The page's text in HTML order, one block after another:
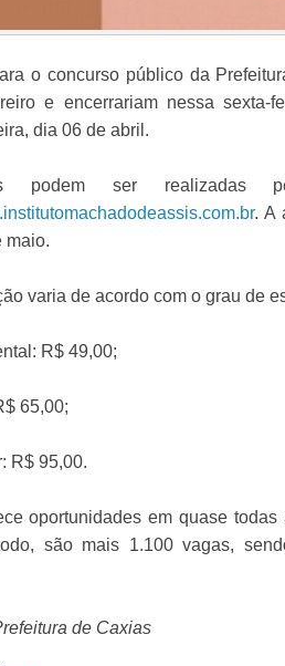
o concurso público da
e encerrariam nessa sexta-
dia 06 de abril.
podem ser realizadas
. A
maio.
varia de acordo com o grau de
R$ 49,00;
65,00;
R$ 95,00.
oportunidades em quase
são mais 1.100 vagas,
de Caxias